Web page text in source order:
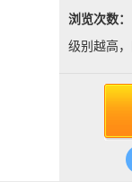
浏览次数：
级别越高